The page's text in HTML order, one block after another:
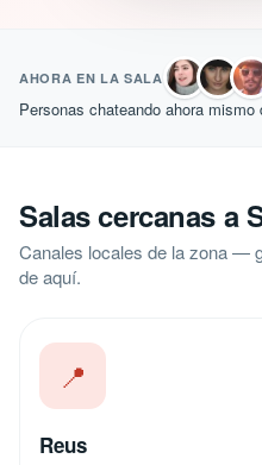
AHORA EN LA SALA
Personas chateando ahora mismo
Salas cercanas a
Canales locales de la zona —
de aquí.
📍
Reus